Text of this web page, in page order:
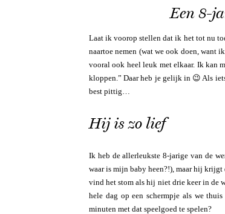
Een 8-
Laat ik voorop stellen dat ik het tot nu
naartoe nemen (wat we ook doen, want
vooral ook heel leuk met elkaar. Ik kan
kloppen.” Daar heb je gelijk in 😉 Als
best pittig…
Hij is zo lief
Ik heb de allerleukste 8-jarige van de
waar is mijn baby heen?!), maar hij
vind het stom als hij niet drie keer in de
hele dag op een schermpje als we
minuten met dat speelgoed te spelen?